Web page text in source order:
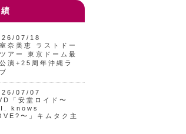
07/18
奈美恵 ラストドー
アー 東京ドーム最
演+25周年沖縄ラ
07/07
「安堂ロイド〜
knows
〜」キムタク主